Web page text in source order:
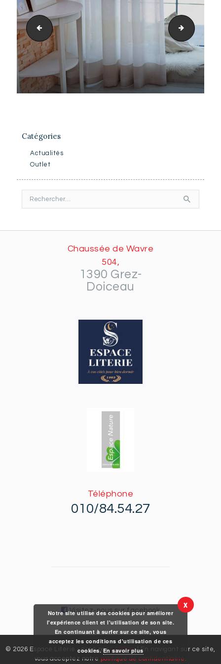
sliders_1.jpg
Catégories
Actualités
Outlet
Chaussée de Wavre
504,
1390 Grez-
Doiceau
Téléphone
010/84.54.27
Visitez-nous sur facebook
© 2026 Espace Literie - créé par :A2Com| En navigant sur ce site,
vous acceptez notre politique de confidentialité.
Notre site utilise des cookies pour améliorer
l'expérience client et l'utilisation de son site.
En continuant à surfer sur ce site, vous
acceptez les conditions d'utilisation de ces
cookies.En savoir plus
X